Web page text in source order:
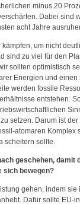
minus 20
Dabei sind
acht Jahre
um nicht
sind zu viel für den
sollten optimistisch
Energien und
werden fossile
entstehen.
setzen. Darum ist der
atomaren Komplex
scheitern sollte.
geschehen, damit
sich bewegen?
gehen, indem
Dafür sollte EU-